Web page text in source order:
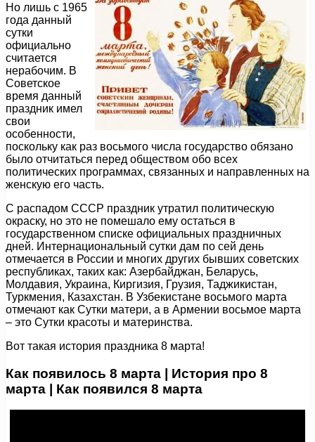
Но лишь с 1965
года данный
сутки
официально
считается
нерабочим. В
Советское
время данный
праздник имел
свои
особенности,
поскольку как раз восьмого числа государство обязано
было отчитаться перед обществом обо всех
политических программах, связанных и направленных на
женскую его часть.
С распадом СССР праздник утратил политическую
окраску, но это не помешало ему остаться в
государственном списке официальных праздничных
дней. Интернациональный сутки дам по сей день
отмечается в России и многих других бывших советских
республиках, таких как: Азербайджан, Беларусь,
Молдавия, Украина, Киргизия, Грузия, Таджикистан,
Туркмения, Казахстан. В Узбекистане восьмого марта
отмечают как Сутки матери, а в Армении восьмое марта
– это Сутки красоты и материнства.
Вот такая история праздника 8 марта!
Как появилось 8 марта | История про 8
марта | Как появился 8 марта